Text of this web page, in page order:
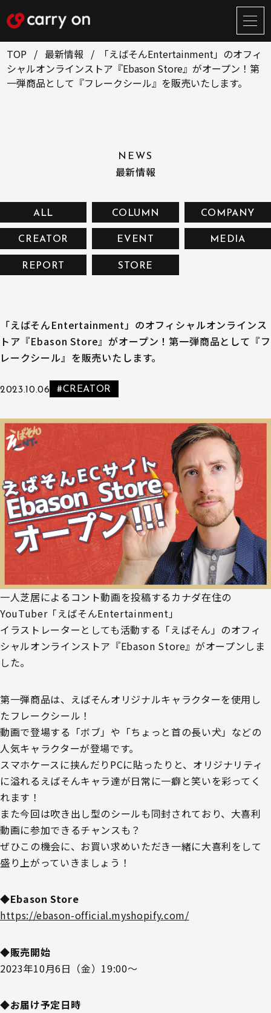
サ
イ
ト
メ
ニ
BUSINESS CREATOR
お問い合せ
プライバシーポリシー
TOP 最新情報
「えばそんEntertainment」のオフィ
シャルオンラインストア『Ebason Store』がオープン！第
一弾商品として『フレークシール』を販売いたします。
NEWS
最新情報
ALL COLUMN COMPANY
CREATOR EVENT MEDIA
REPORT STORE
「えばそんEntertainment」のオフィシャルオンラインス
トア『Ebason Store』がオープン！第一弾商品として『フ
レークシール』を販売いたします。
2023.10.06 #CREATOR
一人芝居によるコント動画を投稿するカナダ在住の
YouTuber「えばそんEntertainment」
イラストレーターとしても活動する「えばそん」のオフィ
シャルオンラインストア『Ebason Store』がオープンしま
した。
第一弾商品は、えばそんオリジナルキャラクターを使用し
たフレークシール！
動画で登場する「ボブ」や「ちょっと首の長い犬」などの
人気キャラクターが登場です。
スマホケースに挟んだりPCに貼ったりと、オリジナリティ
に溢れるえばそんキャラ達が日常に一癖と笑いを彩ってく
れます！
また今回は吹き出し型のシールも同封されており、大喜利
動画に参加できるチャンスも？
ぜひこの機会に、お買い求めいただき一緒に大喜利をして
盛り上がっていきましょう！
◆Ebason Store
https://ebason-official.myshopify.com/
◆販売開始
2023年10月6日（金）19:00～
◆お届け予定日時